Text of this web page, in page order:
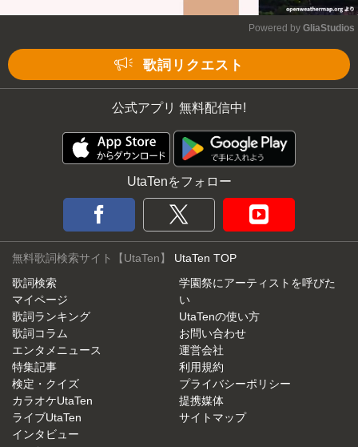
Powered by GliaStudios
歌詞リクエスト
公式アプリ 無料配信中!
UtaTenをフォロー
無料歌詞検索サイト【UtaTen】 UtaTen TOP
歌詞検索
マイページ
歌詞ランキング
歌詞コラム
エンタメニュース
特集記事
検定・クイズ
カラオケUtaTen
ライブUtaTen
インタビュー
学園祭にアーティストを呼びた
い
UtaTenの使い方
お問い合わせ
運営会社
利用規約
プライバシーポリシー
提携媒体
サイトマップ